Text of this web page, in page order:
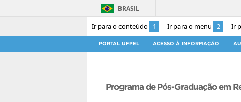
Ir para o conteúdo 1 Ir para o menu 2 Ir
BRASIL
PORTAL UFPEL ACESSO À INFORMAÇÃO
Programa de Pós-Graduação em